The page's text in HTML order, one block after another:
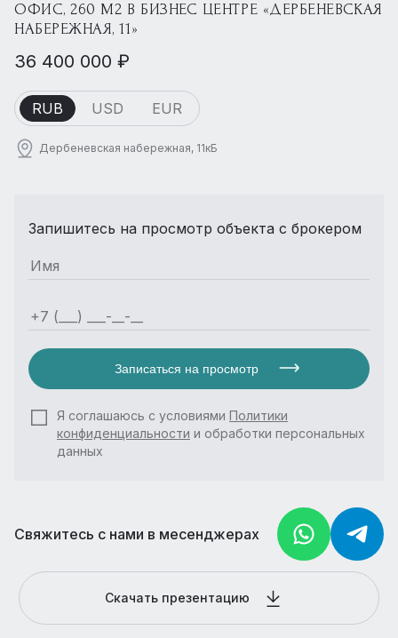
ОФИС, 260 М2 В БИЗНЕС ЦЕНТРЕ «ДЕРБЕНЕВСКАЯ
НАБЕРЕЖНАЯ, 11»
36 400 000 ₽
RUB USD EUR
Дербеневская набережная, 11кБ
Запишитесь на просмотр объекта с брокером
Записаться на просмотр
Я соглашаюсь с условиями Политики
конфиденциальности и обработки персональных
данных
Свяжитесь с нами в месенджерах
Скачать презентацию